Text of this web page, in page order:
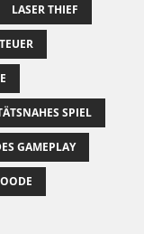
LASER THIEF
SPIEL
GAMEPLAY